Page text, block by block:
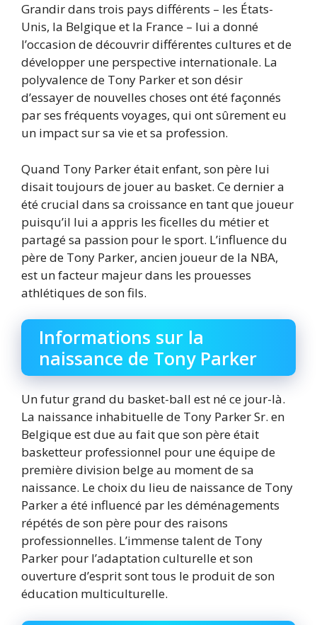
Grandir dans trois pays différents – les États-
Unis, la Belgique et la France – lui a donné
l’occasion de découvrir différentes cultures et de
développer une perspective internationale. La
polyvalence de Tony Parker et son désir
d’essayer de nouvelles choses ont été façonnés
par ses fréquents voyages, qui ont sûrement eu
un impact sur sa vie et sa profession.
Quand Tony Parker était enfant, son père lui
disait toujours de jouer au basket. Ce dernier a
été crucial dans sa croissance en tant que joueur
puisqu’il lui a appris les ficelles du métier et
partagé sa passion pour le sport. L’influence du
père de Tony Parker, ancien joueur de la NBA,
est un facteur majeur dans les prouesses
athlétiques de son fils.
Informations sur la
naissance de Tony Parker
Un futur grand du basket-ball est né ce jour-là.
La naissance inhabituelle de Tony Parker Sr. en
Belgique est due au fait que son père était
basketteur professionnel pour une équipe de
première division belge au moment de sa
naissance. Le choix du lieu de naissance de Tony
Parker a été influencé par les déménagements
répétés de son père pour des raisons
professionnelles. L’immense talent de Tony
Parker pour l’adaptation culturelle et son
ouverture d’esprit sont tous le produit de son
éducation multiculturelle.